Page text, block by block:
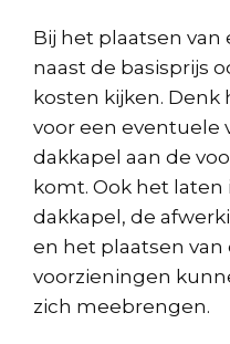
Bij het plaatsen
naast de basisprijs
kosten kijken. Denk
voor een eventuele
dakkapel aan de
komt. Ook het laten
dakkapel, de
en het plaatsen van
voorzieningen
zich meebrengen.